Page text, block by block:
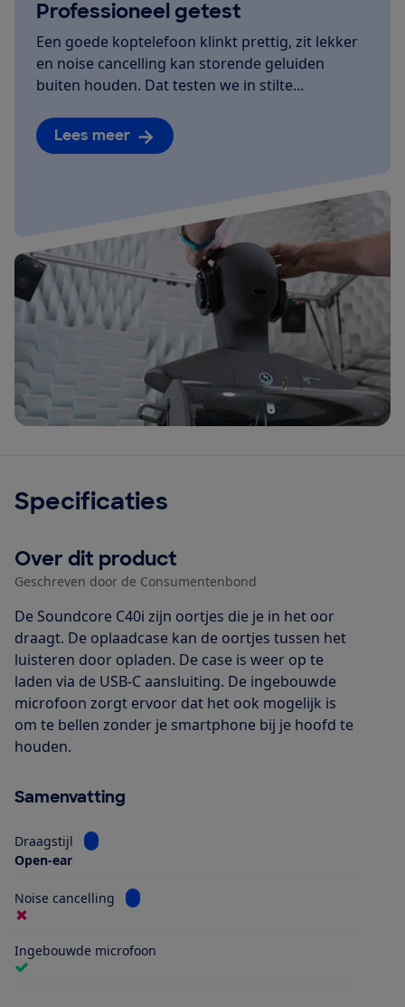
Professioneel getest
Een goede koptelefoon klinkt prettig, zit lekker
en noise cancelling kan storende geluiden
buiten houden. Dat testen we in stilte...
Lees meer
Specificaties
Over dit product
Geschreven door de Consumentenbond
De Soundcore C40i zijn oortjes die je in het oor
draagt. De oplaadcase kan de oortjes tussen het
luisteren door opladen. De case is weer op te
laden via de USB-C aansluiting. De ingebouwde
microfoon zorgt ervoor dat het ook mogelijk is
om te bellen zonder je smartphone bij je hoofd te
houden.
Samenvatting
Draagstijl
Bekijk informatie voor Draagstijl
Open-ear
Noise cancelling Bekijk informatie voor Noise cancelling
Ingebouwde microfoon